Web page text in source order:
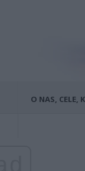
O NAS, CELE,